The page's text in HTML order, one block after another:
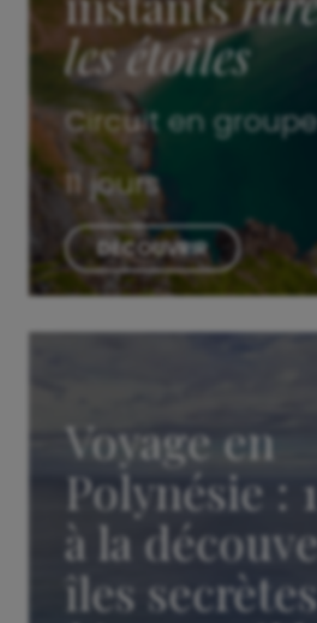
les étoiles
Circuit en groupe
11 jours
DÉCOUVRIR
Voyage en
Polynésie :
à la
îles